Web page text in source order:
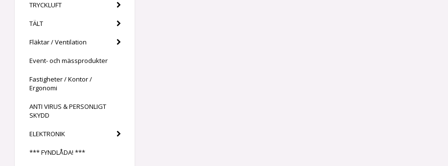
TRYCKLUFT
TÄLT
Fläktar / Ventilation
Event- och mässprodukter
Fastigheter / Kontor /
Ergonomi
ANTI VIRUS & PERSONLIGT
SKYDD
ELEKTRONIK
*** FYNDLÅDA! ***